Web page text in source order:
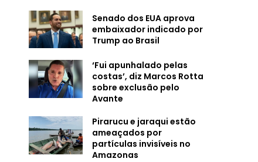
Senado dos EUA aprova
embaixador indicado por
Trump ao Brasil
‘Fui apunhalado pelas
costas’, diz Marcos Rotta
sobre exclusão pelo
Avante
Pirarucu e jaraqui estão
ameaçados por
partículas invisíveis no
Amazonas